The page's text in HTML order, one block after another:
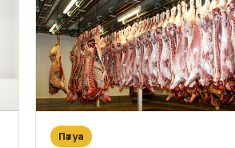
Пәтуа